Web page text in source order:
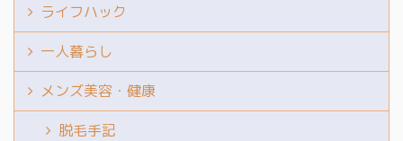
の私と同じように感じて
いるなら、どうか、この
先を読み進めてみてくだ
さい。これは、あなたの
未来を少しだけ優雅にす
るための、私の物語で
ライフハック
一人暮らし
メンズ美容・健康
脱毛手記